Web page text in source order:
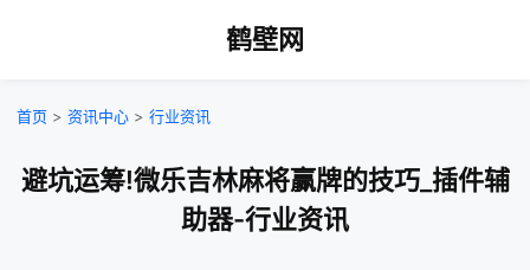
鹤壁网
首页 > 资讯中心 > 行业资讯
避坑运筹!微乐吉林麻将赢牌的技巧_插件辅
助器-行业资讯